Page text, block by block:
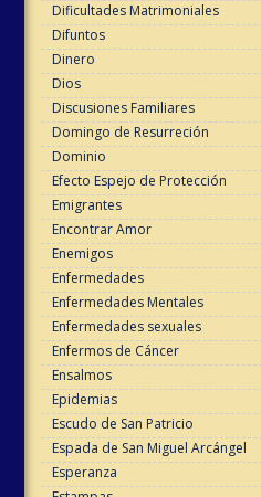
Dificultades Matrimoniales
Difuntos
Dinero
Dios
Discusiones Familiares
Domingo de Resurreción
Dominio
Efecto Espejo de Protección
Emigrantes
Encontrar Amor
Enemigos
Enfermedades
Enfermedades Mentales
Enfermedades sexuales
Enfermos de Cáncer
Ensalmos
Epidemias
Escudo de San Patricio
Espada de San Miguel Arcángel
Esperanza